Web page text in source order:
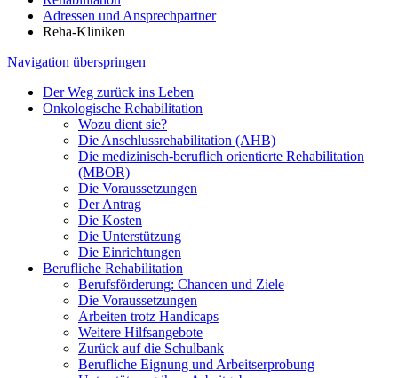
Adressen und Ansprechpartner
Reha-Kliniken
Navigation überspringen
Der Weg zurück ins Leben
Onkologische Rehabilitation
Wozu dient sie?
Die Anschlussrehabilitation (AHB)
Die medizinisch-beruflich orientierte Rehabilitation
(MBOR)
Die Voraussetzungen
Der Antrag
Die Kosten
Die Unterstützung
Die Einrichtungen
Berufliche Rehabilitation
Berufsförderung: Chancen und Ziele
Die Voraussetzungen
Arbeiten trotz Handicaps
Weitere Hilfsangebote
Zurück auf die Schulbank
Berufliche Eignung und Arbeitserprobung